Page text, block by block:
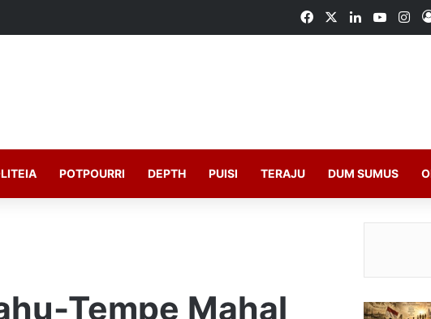
FacebookLinkedIn
POTPOURRI DEPTH PUISI TERAJU DUM SUMUS
Tempe Mahal